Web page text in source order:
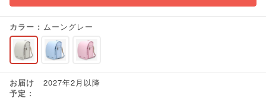
カラー ムーングレー
お届け
予定
2027年2月以降